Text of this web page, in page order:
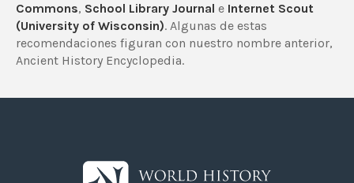
Commons, School Library Journal e Internet Scout
(University of Wisconsin). Algunas de estas
recomendaciones figuran con nuestro nombre anterior,
Ancient History Encyclopedia.